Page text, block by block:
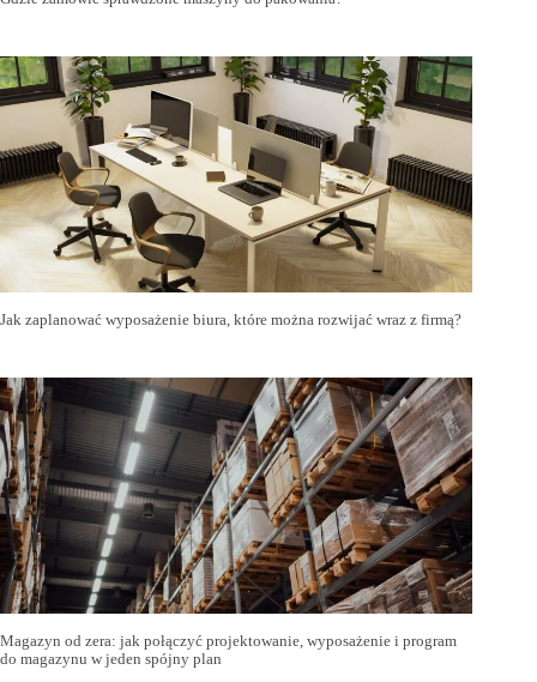
Jak zaplanować wyposażenie biura, które można rozwijać wraz z firmą?
Magazyn od zera: jak połączyć projektowanie, wyposażenie i program
do magazynu w jeden spójny plan